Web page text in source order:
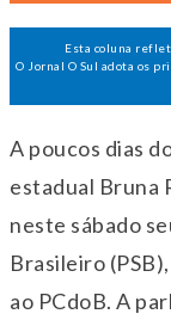
Esta coluna
O Jornal O Sul adota os
A poucos dias
estadual Bruna
neste sábado
Brasileiro
ao PCdoB. A